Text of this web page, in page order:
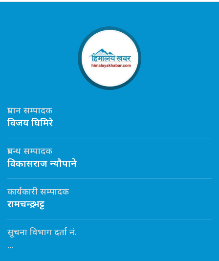
प्रधान सम्पादक
विजय घिमिरे
प्रबन्ध सम्पादक
विकासराज न्यौपाने
कार्यकारी सम्पादक
रामचन्द्र भट्ट
सूचना विभाग दर्ता नं.
...